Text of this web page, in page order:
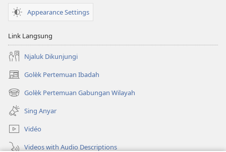
Appearance Settings
Link Langsung
Njaluk Dikunjungi
Golèk Pertemuan Ibadah
(opens
new
window)
Golèk Pertemuan Gabungan Wilayah
(opens
new
window)
Sing Anyar
Vidéo
Videos with Audio Descriptions